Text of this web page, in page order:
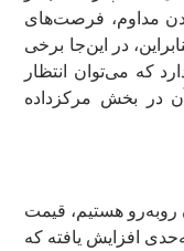
مداوم، فرصت‌های
در این‌جا برخی
که می‌توان انتظار
و پس از آن در بخش مرکزداده
هستیم، قیمت
افزایش یافته که